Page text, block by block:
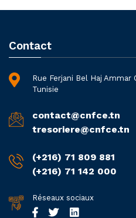
Contact
Rue Ferjani Bel Haj Ammar
Tunisie
contact@cnfce.tn
tresoriere@cnfce.tn
(+216) 71 809 881
(+216) 71 142 000
Réseaux sociaux